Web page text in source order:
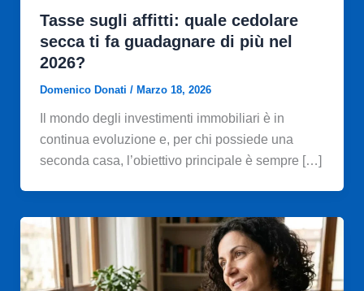
Tasse sugli affitti: quale cedolare
secca ti fa guadagnare di più nel
2026?
Domenico Donati / Marzo 18, 2026
Il mondo degli investimenti immobiliari è in
continua evoluzione e, per chi possiede una
seconda casa, l’obiettivo principale è sempre […]